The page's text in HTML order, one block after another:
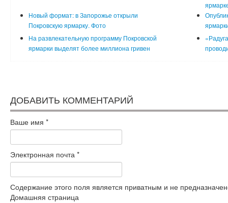
Новый формат: в Запорожье открыли
Покровскую ярмарку. Фото
На развлекательную программу Покровской
ярмарки выделят более миллиона гривен
ДОБАВИТЬ КОММЕНТАРИЙ
Ваше имя *
Электронная почта *
Содержание этого поля является приватным и не
Домашняя страница